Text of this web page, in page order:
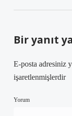
Bir yanıt
E-posta adresiniz
işaretlenmişlerdir
Yorum